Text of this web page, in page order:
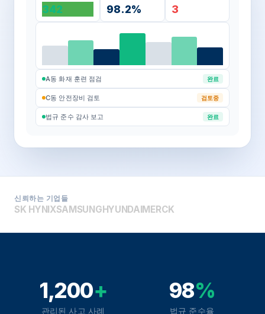
342 98.2% 3
A동 화재 훈련 점검 완료
C동 안전장비 검토 검토중
법규 준수 감사 보고 완료
신뢰하는 기업들
SK HYNIXSAMSUNGHYUNDAIMERCK
1,200+
관리된 사고 사례
98%
법규 준수율